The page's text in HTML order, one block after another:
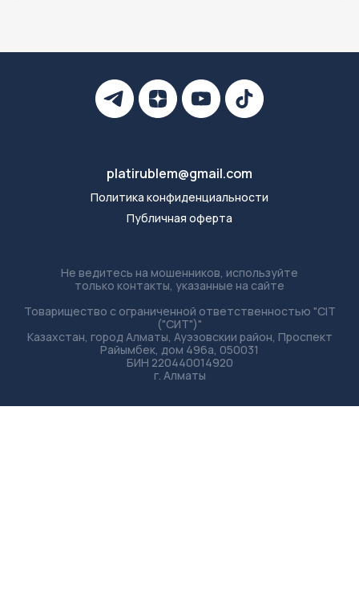
platirublem@gmail.com
Политика конфиденциальности
Публичная оферта
Не ведитесь на мошенников, используйте
только контакты, указанные на сайте
Товарищество с ограниченной‌ ответственностью "CIT
("СИТ")"
Казахстан, город Алматы, Ауэзовскии‌ рай‌он, Проспект
Райымбек, дом 496а, 050031
БИН 220440014920
г. Алматы